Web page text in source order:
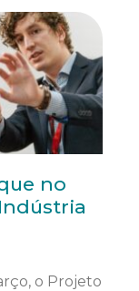
no
o Projeto